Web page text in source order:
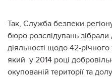
Так, Служба безпеки
бюро розслідувань
діяльності щодо 42-
який у 2014 році
окупованій території та